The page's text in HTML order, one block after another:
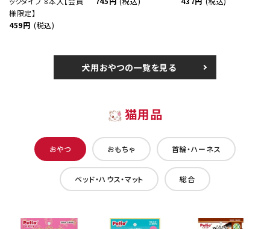
様限定】
459円 (税込)
犬用おやつの一覧を見る
猫用品
おやつ おもちゃ 首輪・ハーネス
ベッド・ハウス・マット 総合